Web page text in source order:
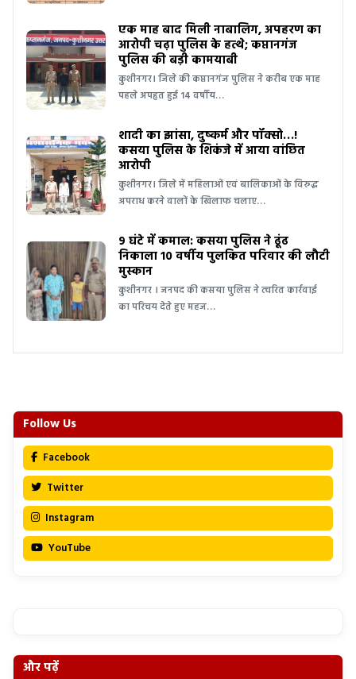
एक माह बाद मिली नाबालिग, अपहरण का
आरोपी चढ़ा पुलिस के हत्थे; कप्तानगंज
पुलिस की बड़ी कामयाबी
कुशीनगर। जिले की कप्तानगंज पुलिस ने करीब एक माह
पहले अपहृत हुई 14 वर्षीय…
शादी का झांसा, दुष्कर्म और पॉक्सो…!
कसया पुलिस के शिकंजे में आया वांछित
आरोपी
कुशीनगर। जिले में महिलाओं एवं बालिकाओं के विरुद्ध
अपराध करने वालों के खिलाफ चलाए…
9 घंटे में कमाल: कसया पुलिस ने ढूंढ
निकाला 10 वर्षीय पुलकित परिवार की लौटी
मुस्कान
कुशीनगर । जनपद की कसया पुलिस ने त्वरित कार्रवाई
का परिचय देते हुए महज…
Follow Us
Facebook
Twitter
Instagram
YouTube
और पढ़ें